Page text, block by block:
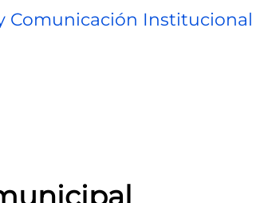
Comunicación Institucional